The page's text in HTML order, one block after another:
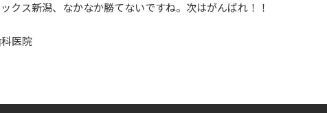
クス新潟、なかなか勝てないですね。次はがんばれ！！
医院